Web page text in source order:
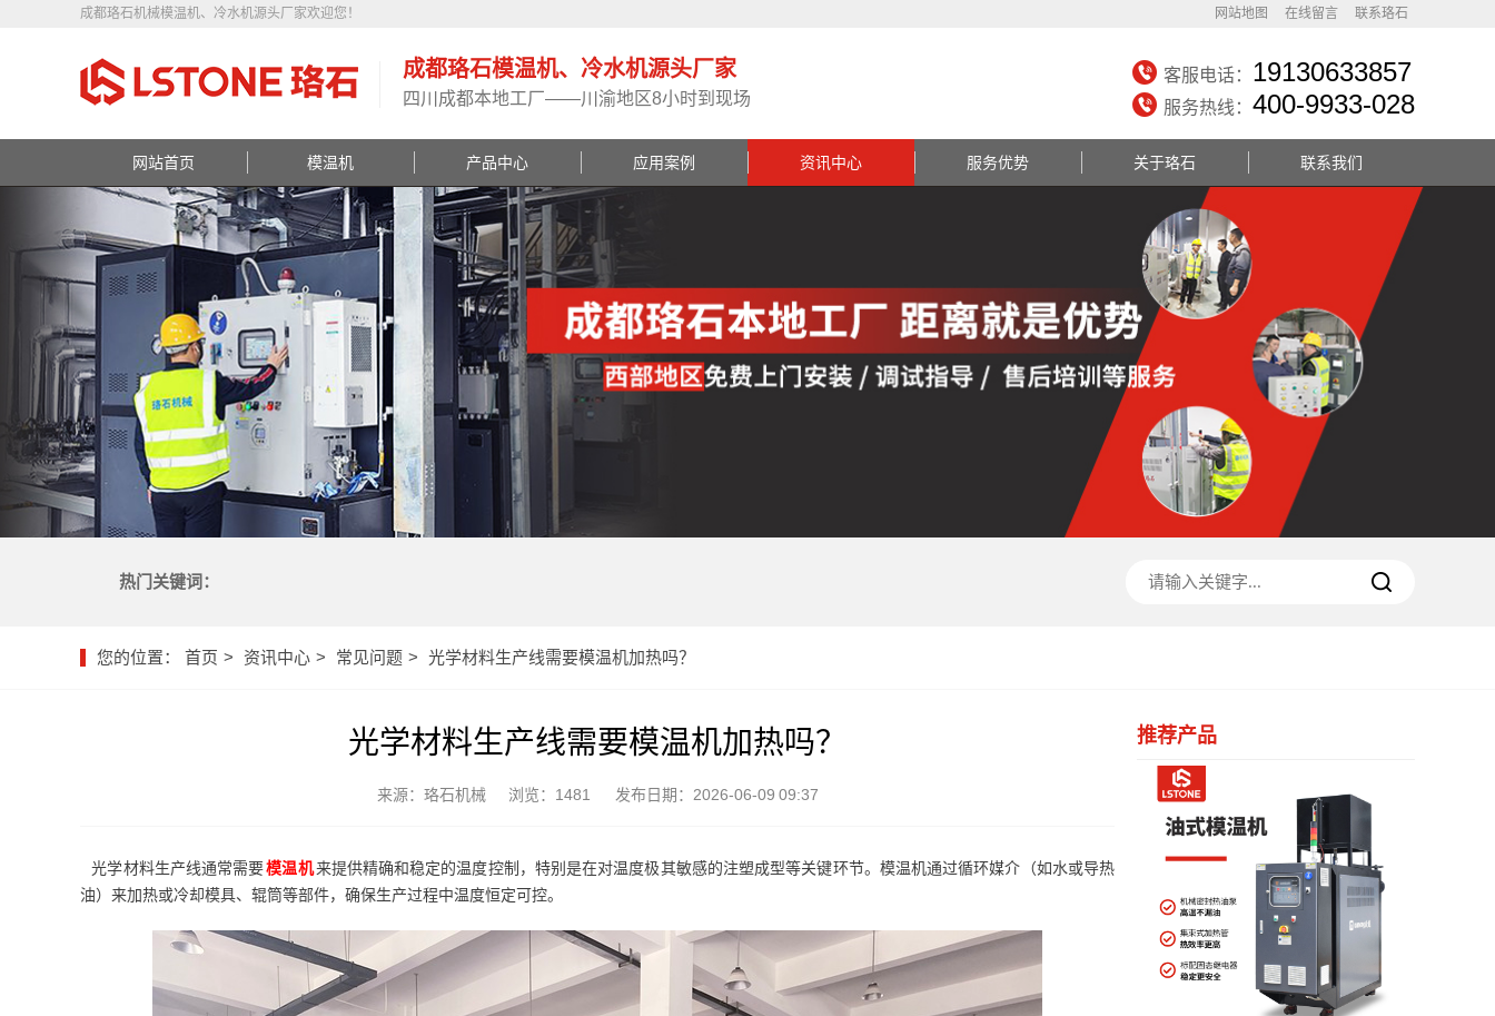
网站地图 在线留言 联系珞石
成都珞石机械模温机、冷水机源头厂家欢迎您！
客服电话： 19130633857
服务热线： 400-9933-028
成都珞石模温机、冷水机源头厂家
四川成都本地工厂——川渝地区8小时到现场
网站首页 模温机 产品中心 应用案例 资讯中心 服务优势 关于珞石 联系我们
热门关键词：
您的位置： 首页 资讯中心 常见问题 光学材料生产线需要模温机加热吗？
光学材料生产线需要模温机加热吗？
来源：珞石机械 浏览：1481 发布日期：2026-06-09 09:37
光学材料生产线通常需要模温机来提供精确和稳定的温度控制，特别是在对温度极其敏感的注塑成型等关键环节。模温机通过循环媒介（如水或导热
油）来加热或冷却模具、辊筒等部件，确保生产过程中温度恒定可控。
推荐产品